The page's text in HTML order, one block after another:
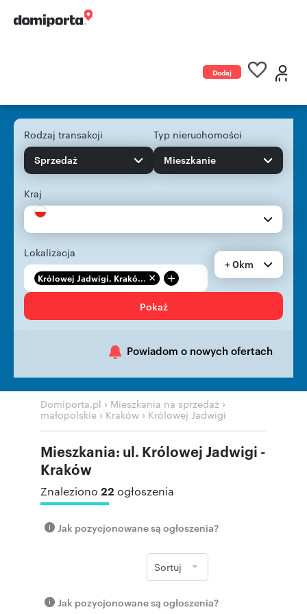
Dodaj
Rodzaj transakcji
Sprzedaż
Typ nieruchomości
Mieszkanie
Kraj
Lokalizacja
Królowej Jadwigi, Krakó... +
+ 0km
Pokaż
Powiadom o nowych ofertach
Domiporta.pl › Mieszkania na sprzedaż ›
małopolskie › Kraków › Królowej Jadwigi
Mieszkania: ul. Królowej Jadwigi -
Kraków
Znaleziono 22 ogłoszenia
Jak pozycjonowane są ogłoszenia?
Sortuj
Jak pozycjonowane są ogłoszenia?